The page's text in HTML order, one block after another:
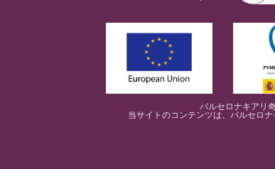
バルセロナキアリ
当サイトのコンテンツは、バルセロ